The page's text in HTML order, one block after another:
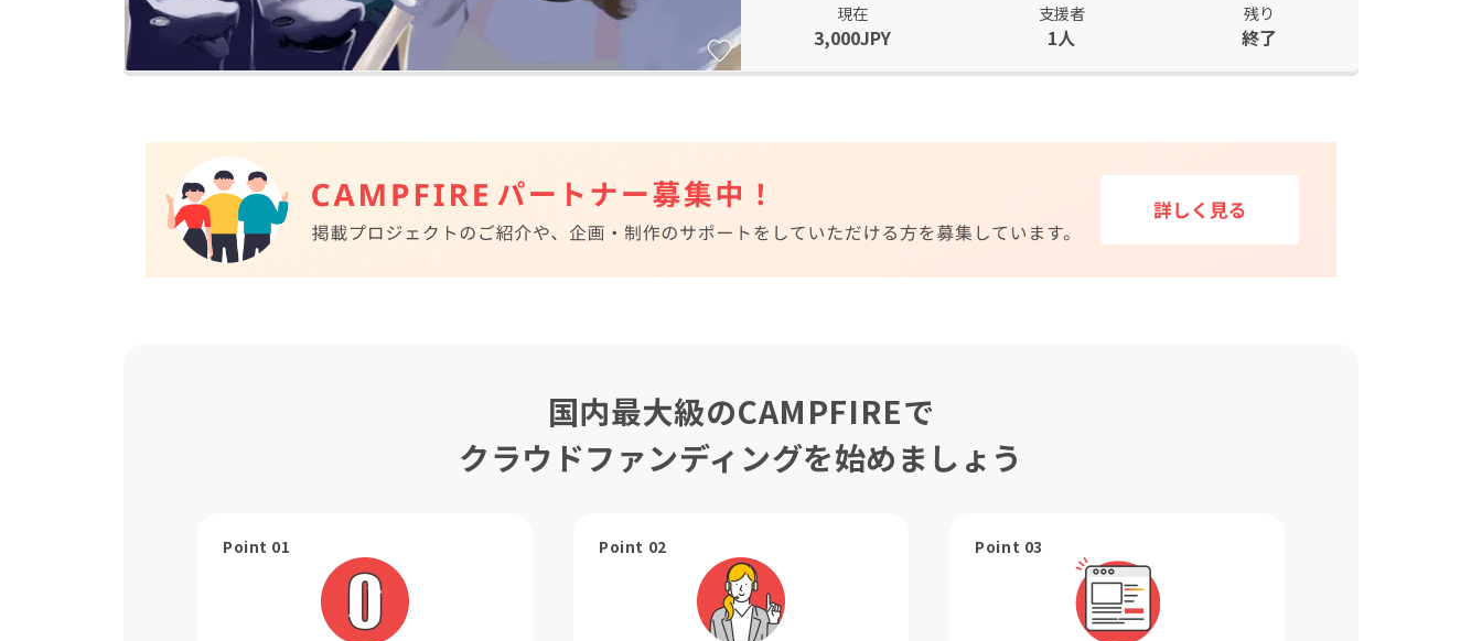
現在
3,000JPY
支援者
1人
残り
終了
国内最大級のCAMPFIREで
クラウドファンディングを始めましょう
Point 01 Point 02 Point 03